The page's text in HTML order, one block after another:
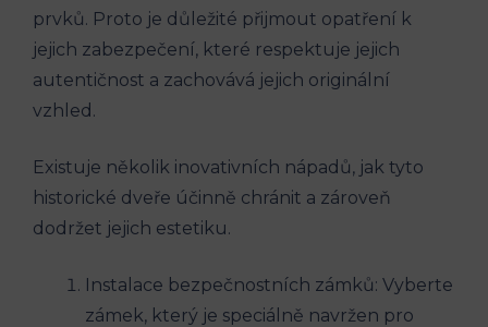
prvků. Proto je důležité přijmout opatření k
jejich zabezpečení, které respektuje jejich
autentičnost a zachovává jejich originální
vzhled.
Existuje několik inovativních nápadů, jak tyto
historické dveře účinně chránit a zároveň
dodržet jejich estetiku.
Instalace bezpečnostních zámků: Vyberte
zámek, který je speciálně navržen pro